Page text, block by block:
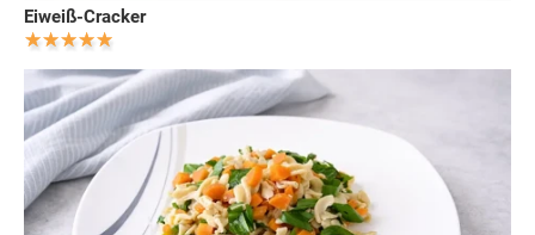
Eiweiß-Cracker